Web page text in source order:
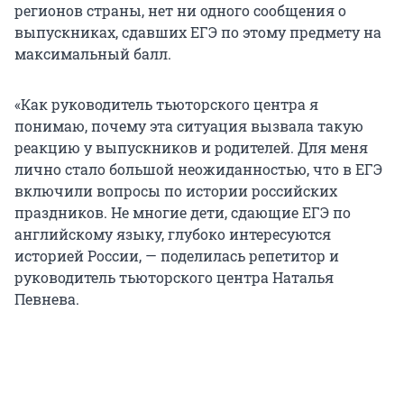
регионов страны, нет ни одного сообщения о
выпускниках, сдавших ЕГЭ по этому предмету на
максимальный балл.
«Как руководитель тьюторского центра я
понимаю, почему эта ситуация вызвала такую
реакцию у выпускников и родителей. Для меня
лично стало большой неожиданностью, что в ЕГЭ
включили вопросы по истории российских
праздников. Не многие дети, сдающие ЕГЭ по
английскому языку, глубоко интересуются
историей России, — поделилась репетитор и
руководитель тьюторского центра Наталья
Певнева.